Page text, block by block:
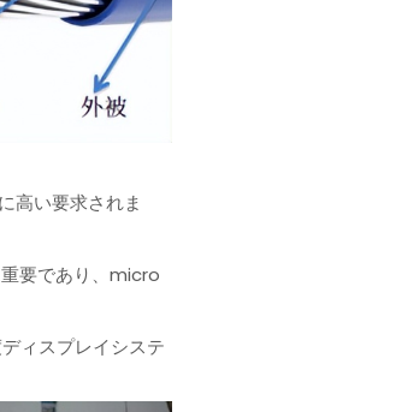
高い要求されま
要であり、micro
ィスプレイシステ